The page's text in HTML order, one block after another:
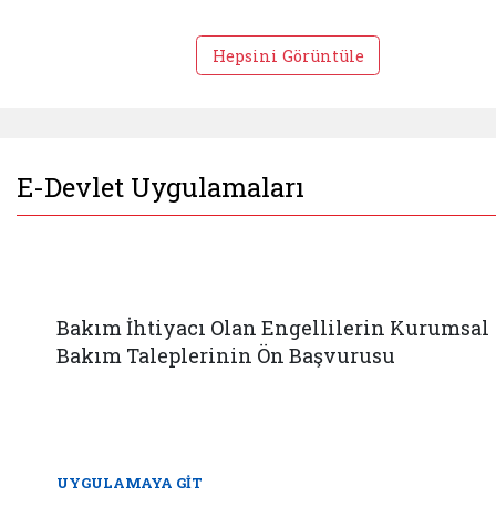
Hepsini Görüntüle
E-Devlet Uygulamaları
Bakım İhtiyacı Olan Engellilerin Kurumsal
Bakım Taleplerinin Ön Başvurusu
UYGULAMAYA GİT